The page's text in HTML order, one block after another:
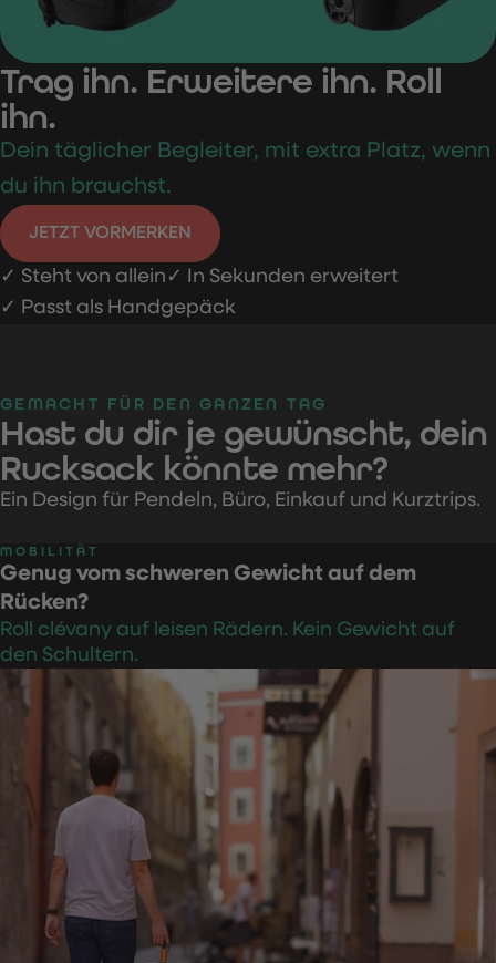
Trag ihn. Erweitereihn. Roll
ihn.
Dein täglicher Begleiter, mit extra Platz, wenn
du ihn brauchst.
JETZT VORMERKEN
✓ Steht von allein ✓ In Sekunden erweitert
✓ Passt als Handgepäck
GEMACHT FÜR DEN GANZEN TAG
Hast du dir je gewünscht, dein
Rucksack könnte mehr?
Ein Design für Pendeln, Büro, Einkauf und Kurztrips.
MOBILITÄT
Genug vom schweren Gewicht auf dem
Rücken?
Roll clévany auf leisen Rädern. Kein Gewicht auf
den Schultern.